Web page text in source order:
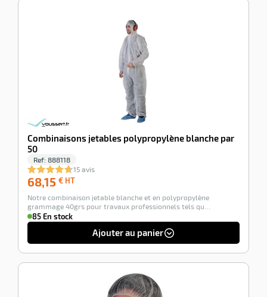
Combinaisons jetables polypropylène blanche par
50
Ref: 888118
15 avis
68,15 € HT
HT
Notre combinaison jetable blanche et en polypropylène
grammage 40grs pour travaux professionnels tels qu…
85 En stock
Ajouter au panier